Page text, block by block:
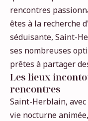
rencontres
êtes à la recherche
séduisante, Saint-
ses nombreuses
prêtes à partager
Les lieux
rencontres
Saint-Herblain,
vie nocturne